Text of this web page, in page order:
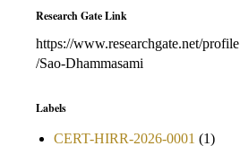
Research Gate Link
https://www.researchgate.net/profile
/Sao-Dhammasami
Labels
CERT-HIRR-2026-0001 (1)